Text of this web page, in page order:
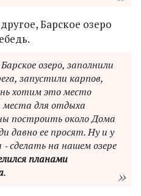
Барское озеро
озеро, заполнили
запустили карпов,
хотим это место
места для отдыха
построить около Дома
давно ее просят. Ну и у
сделать на нашем озере
планами
.